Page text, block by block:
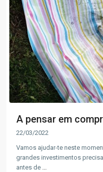
A pensar em
22/03/2022
Vamos ajudar-te neste
grandes investimentos
antes de ...